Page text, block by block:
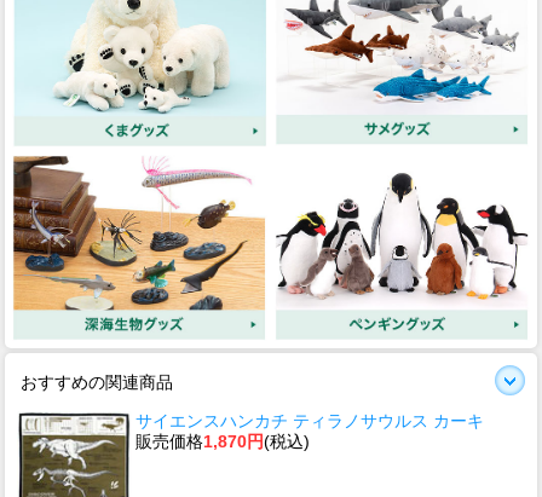
おすすめの関連商品
サイエンスハンカチ ティラノサウルス カーキ
販売価格1,870円(税込)